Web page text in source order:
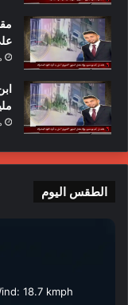
الطقس اليوم
18.7 kmph